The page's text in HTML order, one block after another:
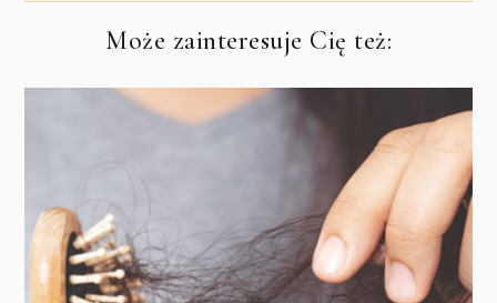
Może zainteresuje Cię też: